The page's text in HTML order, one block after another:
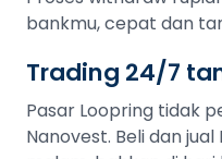
bankmu, cepat dan
Trading 24/7
Pasar Loopring tidak
Nanovest. Beli dan jual